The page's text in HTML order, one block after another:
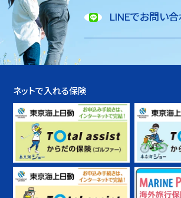
LINEでお問い
ネットで入れる保険